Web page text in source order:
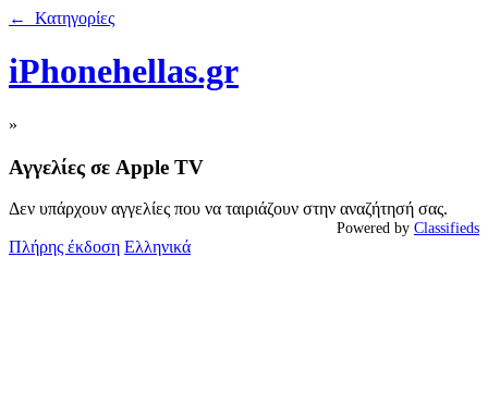
← Κατηγορίες
iPhonehellas.gr
»
Αγγελίες σε Apple TV
Δεν υπάρχουν αγγελίες που να ταιριάζουν στην αναζήτησή σας.
Powered by Classifieds
Πλήρης έκδοση Ελληνικά